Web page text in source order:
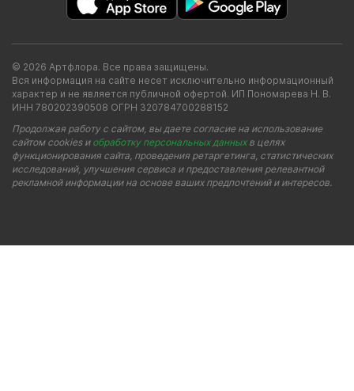
© 2026 Артфлора. Все права защищены.
Вся информация на сайте несет исключительно информационный
характер и не является публичной офертой. ИП Пономарева Н. В.
ИНН 780202390508 ОГРН 320784700288152
Продолжая работу с сайтом, вы даете согласие на использование
сайтом cookies и обработку персональных данныхв целях
функционирования сайта, проведения ретаргетинга, статистических
исследований, улучшения сервиса и предоставления релевантной
рекламной информации на основе ваших предпочтений и интересов.